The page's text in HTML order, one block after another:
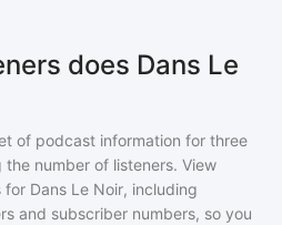
does Dans Le
of podcast information for three
number of listeners. View
for Dans Le Noir, including
and subscriber numbers, so you